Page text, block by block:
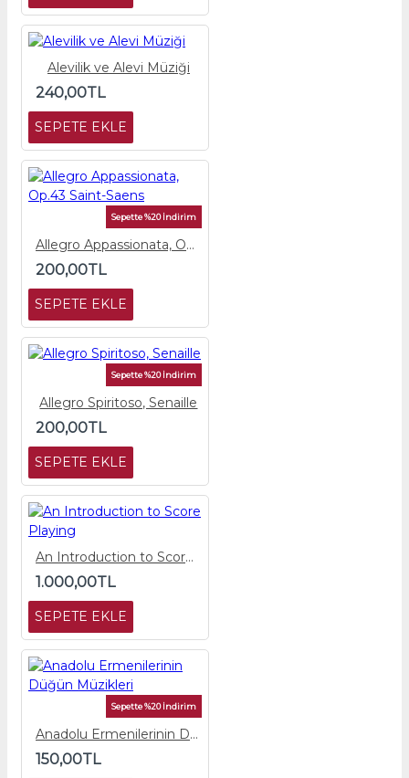
Alevilik ve Alevi Müziği
240,00TL
SEPETE EKLE
Sepette %20 İndirim
Allegro Appassionata, Op.43 Saint-Saens
200,00TL
SEPETE EKLE
Sepette %20 İndirim
Allegro Spiritoso, Senaille
200,00TL
SEPETE EKLE
An Introduction to Score Playing
1.000,00TL
SEPETE EKLE
Sepette %20 İndirim
Anadolu Ermenilerinin Düğün Müzikleri
150,00TL